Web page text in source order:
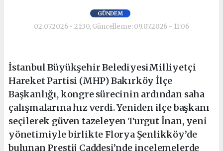
GÜNDEM
02.07.2026 - 21:30, Güncelleme: 09.07.2026 - 11:06
İstanbul Büyükşehir BelediyesiMilliyetçi
Hareket Partisi (MHP) Bakırköy İlçe
Başkanlığı, kongre sürecinin ardından saha
çalışmalarına hız verdi. Yeniden ilçe başkanı
seçilerek güven tazeleyen Turgut İnan, yeni
yönetimiyle birlikte Florya Şenlikköy’de
bulunan Prestij Caddesi’nde incelemelerde